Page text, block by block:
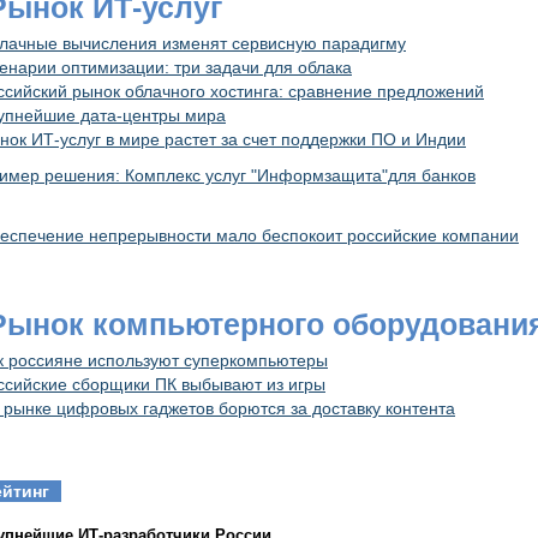
ИТ-услуг
вычисления изменят сервисную парадигму
оптимизации: три задачи для облака
рынок облачного хостинга: сравнение предложений
дата-центры мира
ИТ-услуг в мире растет за счет поддержки ПО и Индии
решения: Комплекс услуг "Информзащита"для банков
непрерывности мало беспокоит российские компании
компьютерного
россияне используют суперкомпьютеры
сборщики ПК выбывают из игры
цифровых гаджетов борются за доставку контента